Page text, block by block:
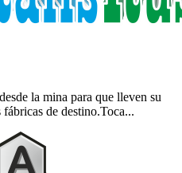
la mina para que lleven su
de destino.Toca...